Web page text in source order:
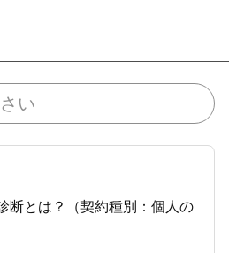
断とは？（契約種別：個人の